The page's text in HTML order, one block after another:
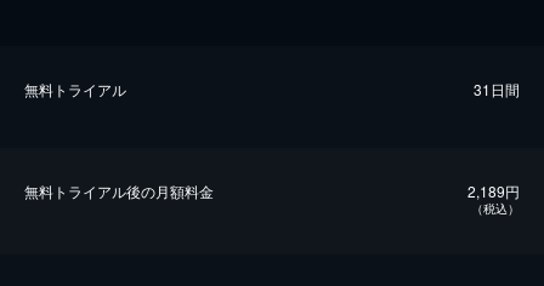
無料トライアル 31日間
無料トライアル後の⽉額料金 2,189円
（税込）